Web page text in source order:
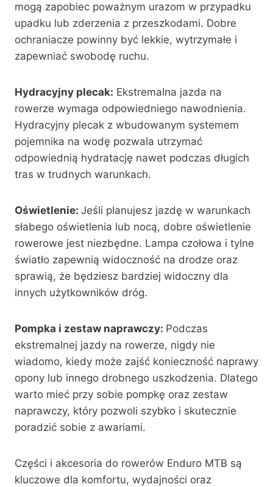
mogą zapobiec poważnym urazom w przypadku
upadku lub zderzenia z przeszkodami. Dobre
ochraniacze powinny być lekkie, wytrzymałe i
zapewniać swobodę ruchu.
Hydracyjny plecak: Ekstremalna jazda na
rowerze wymaga odpowiedniego nawodnienia.
Hydracyjny plecak z wbudowanym systemem
pojemnika na wodę pozwala utrzymać
odpowiednią hydratację nawet podczas długich
tras w trudnych warunkach.
Oświetlenie: Jeśli planujesz jazdę w warunkach
słabego oświetlenia lub nocą, dobre oświetlenie
rowerowe jest niezbędne. Lampa czołowa i tylne
światło zapewnią widoczność na drodze oraz
sprawią, że będziesz bardziej widoczny dla
innych użytkowników dróg.
Pompka i zestaw naprawczy: Podczas
ekstremalnej jazdy na rowerze, nigdy nie
wiadomo, kiedy może zajść konieczność naprawy
opony lub innego drobnego uszkodzenia. Dlatego
warto mieć przy sobie pompkę oraz zestaw
naprawczy, który pozwoli szybko i skutecznie
poradzić sobie z awariami.
Części i akcesoria do rowerów Enduro MTB są
kluczowe dla komfortu, wydajności oraz